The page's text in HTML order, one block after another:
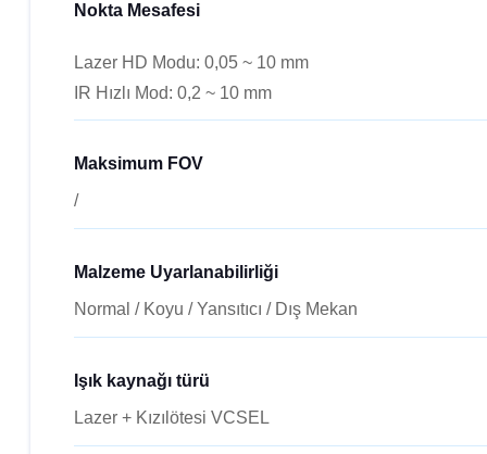
Nokta Mesafesi
Lazer HD Modu: 0,05 ~ 10 mm
IR Hızlı Mod: 0,2 ~ 10 mm
Maksimum FOV
/
Malzeme Uyarlanabilirliği
Normal / Koyu / Yansıtıcı / Dış Mekan
Işık kaynağı türü
Lazer + Kızılötesi VCSEL